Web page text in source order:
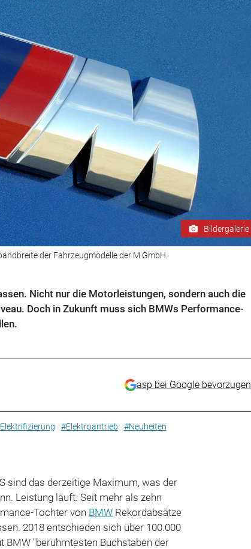
Bildergalerie
der Fahrzeugmodelle der M GmbH.
Nicht nur die Motorleistungen, sondern auch die
Doch in Zukunft muss sich BMWs Performance-
asp bei Google bevorzugen
#Elektroantrieb #Neuheiten
sind das derzeitige Maximum, was der
Leistung läuft. Seit mehr als zehn
Tochter von BMW Rekordabsätze
2018 entschieden sich über 100.000
BMW "berühmtesten Buchstaben der